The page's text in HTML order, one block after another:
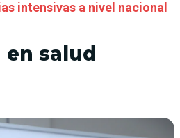
intensivas a nivel nacional
salud